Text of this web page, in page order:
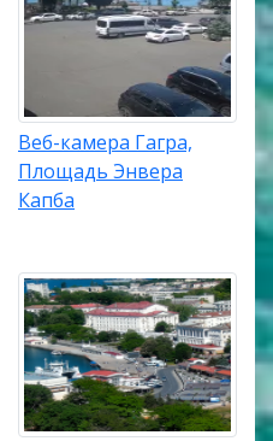
Веб-камера Гагра,
Площадь Энвера
Капба